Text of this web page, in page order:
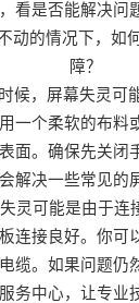
看是否能解决问
候，屏幕失灵可
一个柔软的布料
面。确保先关闭
解决一些常见的
灵可能是由于连
连接良好。你可
缆。如果问题仍
务中心，让专业